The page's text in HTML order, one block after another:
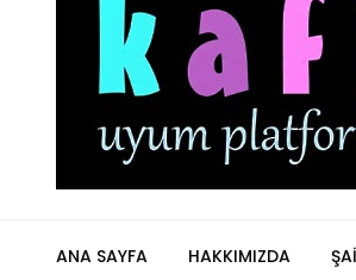
ANA SAYFA HAKKIMIZDA